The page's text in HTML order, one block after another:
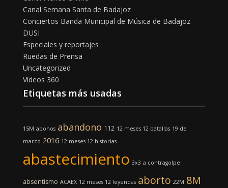
Canal Semana Santa de Badajoz
Conciertos Banda Municipal de Música de Badajoz
DUSI
Especiales y reportajes
Ruedas de Prensa
Uncategorized
Vídeos 360
Etiquetas más usadas
15M abonos abandono 112 12 meses 12 batallas 19 de
marzo 2016 12 meses 12 historias
abastecimiento 3x3 a contragolpe
absentismo ACAEX 12 meses 12 leyendas aborto 22M 8M